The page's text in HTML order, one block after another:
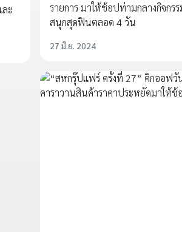
ะ
รายการ มาให้ช้อปท่ามกลางกิจกร
สนุกสุดฟินตลอด 4 วัน
27 มิ.ย. 2024